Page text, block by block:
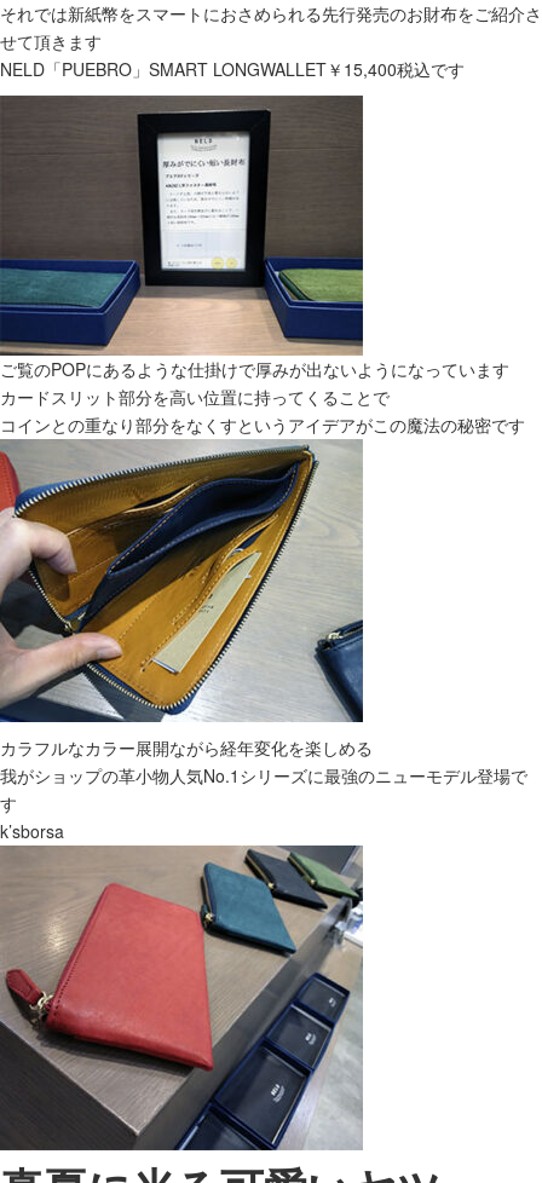
それでは新紙幣をスマートにおさめられる先行発売のお財布をご紹介さ
せて頂きます
NELD「PUEBRO」SMART LONGWALLET￥15,400税込です
ご覧のPOPにあるような仕掛けで厚みが出ないようになっています
カードスリット部分を高い位置に持ってくることで
コインとの重なり部分をなくすというアイデアがこの魔法の秘密です
カラフルなカラー展開ながら経年変化を楽しめる
我がショップの革小物人気No.1シリーズに最強のニューモデル登場で
す
k’sborsa